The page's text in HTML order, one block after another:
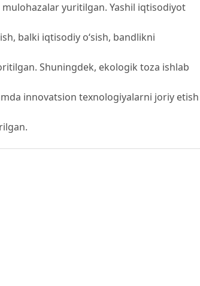
yuritilgan. Yashil iqtisodiyot
balki iqtisodiy o‘sish, bandlikni
Shuningdek, ekologik toza ishlab
innovatsion texnologiyalarni joriy etish